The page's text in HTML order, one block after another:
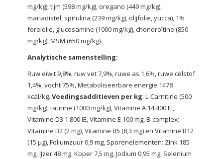
mg/kg), tijm (598 mg/kg), oregano (449 mg/kg),
mariadistel, spirulina (239 mg/kg), olijfolie, yucca), 1%
forelolie, glucosamine (1000 mg/kg), chondroïtine (850
mg/kg), MSM (650 mg/kg).
Analytische samenstelling:
Ruw eiwit 9,8%, ruw vet 7,9%, ruwe as 1,6%, ruwe celstof
1,4%, vocht 75%, Metaboliseerbare energie 1478
kcal/kg. Voedingsadditieven per kg: L-Carnitine (500
mg/kg), taurine (1000 mg/kg), Vitamine A 14.400 IE,
Vitamine D3 1.800 IE, Vitamine E 100 mg, B-complex:
Vitamine B2 (2 mg), Vitamine B5 (8,3 mg) en Vitamine B12
(15 µg), Foliumzuur 0,9 mg, Sporenelementen: Zink 185
mg, IJzer 48 mg, Koper 7,5 mg, Jodium 0,95 mg, Selenium